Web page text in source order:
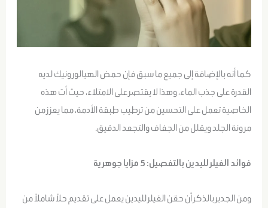
كما أنه بالإضافة إلى جميع ما سبق فإن حمض الهيالورونيك لديه
القدرة على جذب الماء، وهذا لا يقتصر على الامتلاء، حيث أت هذه
الخاصية تعمل على التحسين من ترطيب طبقة الأدمة، مما يعزز من
مرونة الجلد ويقلل من الجفاف والتجعد الدقيق.
فوائد الفيلر لليدين بالتفصيل: 5 مزايا جوهرية
ومن الجدير بالذكر أن حقن الفيلر لليدين يعمل على تقديم حلاً شاملاً من